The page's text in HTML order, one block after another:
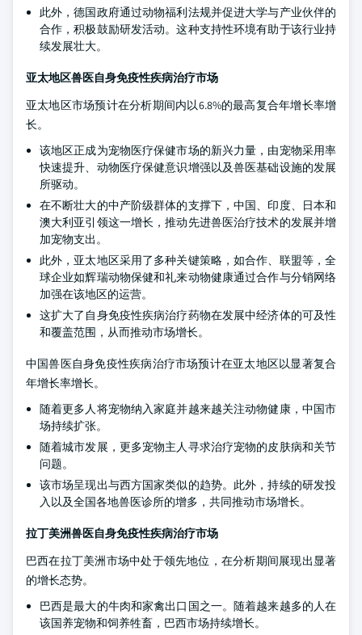
此外，德国政府通过动物福利法规并促进大学与产业伙伴的
合作，积极鼓励研发活动。这种支持性环境有助于该行业持
续发展壮大。
亚太地区兽医自身免疫性疾病治疗市场
亚太地区市场预计在分析期间内以6.8%的最高复合年增长率增
长。
该地区正成为宠物医疗保健市场的新兴力量，由宠物采用率
快速提升、动物医疗保健意识增强以及兽医基础设施的发展
所驱动。
在不断壮大的中产阶级群体的支撑下，中国、印度、日本和
澳大利亚引领这一增长，推动先进兽医治疗技术的发展并增
加宠物支出。
此外，亚太地区采用了多种关键策略，如合作、联盟等，全
球企业如辉瑞动物保健和礼来动物健康通过合作与分销网络
加强在该地区的运营。
这扩大了自身免疫性疾病治疗药物在发展中经济体的可及性
和覆盖范围，从而推动市场增长。
中国兽医自身免疫性疾病治疗市场预计在亚太地区以显著复合
年增长率增长。
随着更多人将宠物纳入家庭并越来越关注动物健康，中国市
场持续扩张。
随着城市发展，更多宠物主人寻求治疗宠物的皮肤病和关节
问题。
该市场呈现出与西方国家类似的趋势。此外，持续的研发投
入以及全国各地兽医诊所的增多，共同推动市场增长。
拉丁美洲兽医自身免疫性疾病治疗市场
巴西在拉丁美洲市场中处于领先地位，在分析期间展现出显著
的增长态势。
巴西是最大的牛肉和家禽出口国之一。随着越来越多的人在
该国养宠物和饲养牲畜，巴西市场持续增长。